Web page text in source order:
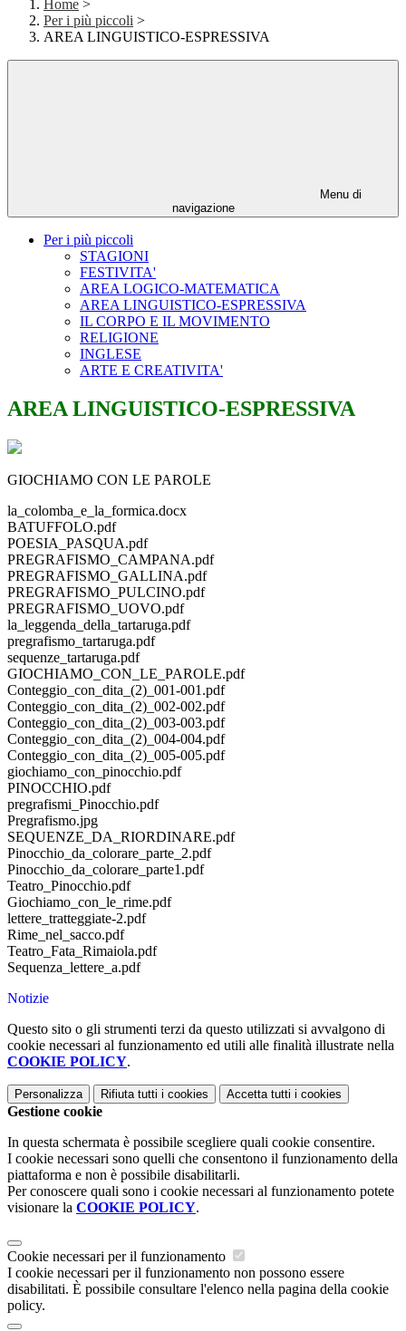
Home >
Per i più piccoli >
AREA LINGUISTICO-ESPRESSIVA
Menu di
navigazione
Per i più piccoli
STAGIONI
FESTIVITA'
AREA LOGICO-MATEMATICA
AREA LINGUISTICO-ESPRESSIVA
IL CORPO E IL MOVIMENTO
RELIGIONE
INGLESE
ARTE E CREATIVITA'
AREA LINGUISTICO-ESPRESSIVA
GIOCHIAMO CON LE PAROLE
la_colomba_e_la_formica.docx
BATUFFOLO.pdf
POESIA_PASQUA.pdf
PREGRAFISMO_CAMPANA.pdf
PREGRAFISMO_GALLINA.pdf
PREGRAFISMO_PULCINO.pdf
PREGRAFISMO_UOVO.pdf
la_leggenda_della_tartaruga.pdf
pregrafismo_tartaruga.pdf
sequenze_tartaruga.pdf
GIOCHIAMO_CON_LE_PAROLE.pdf
Conteggio_con_dita_(2)_001-001.pdf
Conteggio_con_dita_(2)_002-002.pdf
Conteggio_con_dita_(2)_003-003.pdf
Conteggio_con_dita_(2)_004-004.pdf
Conteggio_con_dita_(2)_005-005.pdf
giochiamo_con_pinocchio.pdf
PINOCCHIO.pdf
pregrafismi_Pinocchio.pdf
Pregrafismo.jpg
SEQUENZE_DA_RIORDINARE.pdf
Pinocchio_da_colorare_parte_2.pdf
Pinocchio_da_colorare_parte1.pdf
Teatro_Pinocchio.pdf
Giochiamo_con_le_rime.pdf
lettere_tratteggiate-2.pdf
Rime_nel_sacco.pdf
Teatro_Fata_Rimaiola.pdf
Sequenza_lettere_a.pdf
Notizie
Questo sito o gli strumenti terzi da questo utilizzati si avvalgono di
cookie necessari al funzionamento ed utili alle finalità illustrate nella
COOKIE POLICY.
Personalizza Rifiuta tutti i cookies Accetta tutti i cookies
Gestione cookie
In questa schermata è possibile scegliere quali cookie consentire.
I cookie necessari sono quelli che consentono il funzionamento della
piattaforma e non è possibile disabilitarli.
Per conoscere quali sono i cookie necessari al funzionamento potete
visionare la COOKIE POLICY.
Cookie necessari per il funzionamento
I cookie necessari per il funzionamento non possono essere
disabilitati. È possibile consultare l'elenco nella pagina della cookie
policy.